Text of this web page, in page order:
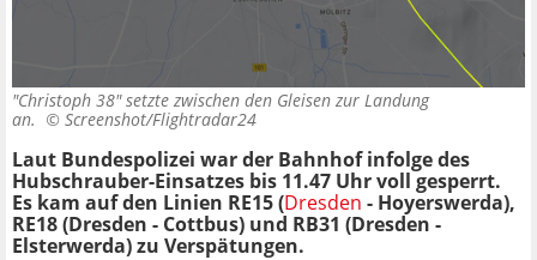
"Christoph 38" setzte zwischen den Gleisen zur Landung
an. © Screenshot/Flightradar24
Laut Bundespolizei war der Bahnhof infolge des
Hubschrauber-Einsatzes bis 11.47 Uhr voll gesperrt.
Es kam auf den Linien RE15 (Dresden - Hoyerswerda),
RE18 (Dresden - Cottbus) und RB31 (Dresden -
Elsterwerda) zu Verspätungen.